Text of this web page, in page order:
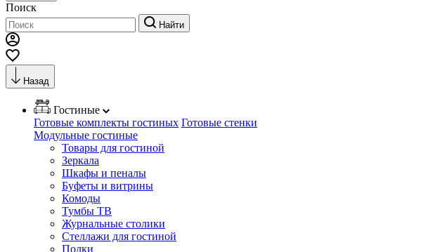
Поиск
Найти
Назад
Гостиные
Готовые комплекты гостиных Готовые стенки
Модульные гостиные
Товары для гостиной
Зеркала
Шкафы и пеналы
Буфеты и витрины
Комоды
Тумбы ТВ
Журнальные столики
Стеллажи для гостиной
Полки